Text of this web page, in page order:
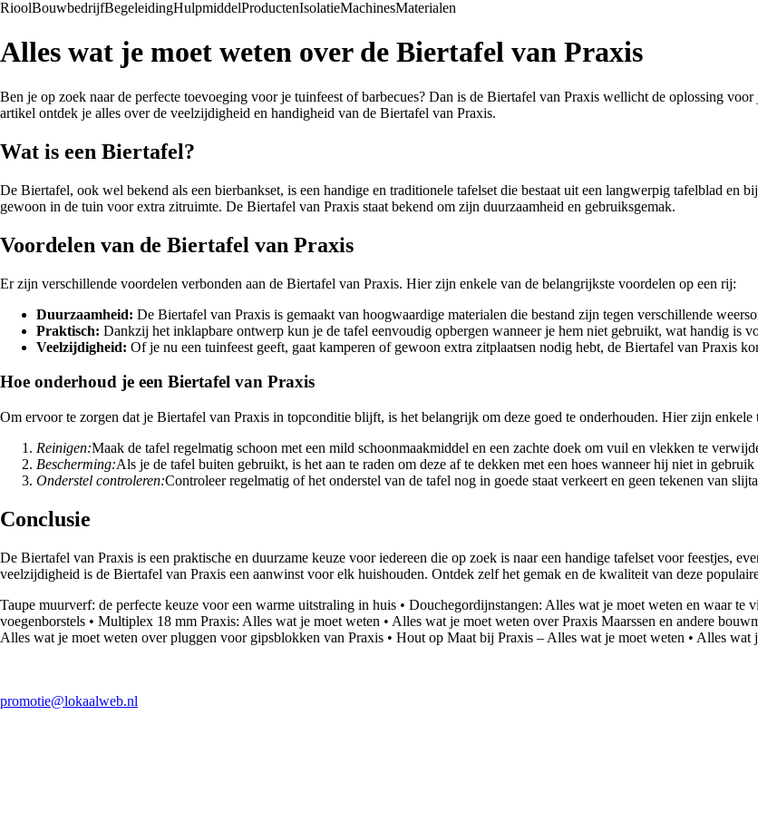
RioolBouwbedrijfBegeleidingHulpmiddelProductenIsolatieMachinesMaterialen
Alles wat je moet weten over de Biertafel van Praxis
Ben je op zoek naar de perfecte toevoeging voor je tuinfeest of barbecues? Dan is de Biertafel van Praxis wellicht de oplossing
artikel ontdek je alles over de veelzijdigheid en handigheid van de Biertafel van Praxis.
Wat is een Biertafel?
De Biertafel, ook wel bekend als een bierbankset, is een handige en traditionele tafelset die bestaat uit een langwerpig tafelblad en
gewoon in de tuin voor extra zitruimte. De Biertafel van Praxis staat bekend om zijn duurzaamheid en gebruiksgemak.
Voordelen van de Biertafel van Praxis
Er zijn verschillende voordelen verbonden aan de Biertafel van Praxis. Hier zijn enkele van de belangrijkste voordelen op een rij:
Duurzaamheid: De Biertafel van Praxis is gemaakt van hoogwaardige materialen die bestand zijn tegen verschillende
Praktisch: Dankzij het inklapbare ontwerp kun je de tafel eenvoudig opbergen wanneer je hem niet gebruikt, wat handig is
Veelzijdigheid: Of je nu een tuinfeest geeft, gaat kamperen of gewoon extra zitplaatsen nodig hebt, de Biertafel van Praxis
Hoe onderhoud je een Biertafel van Praxis
Om ervoor te zorgen dat je Biertafel van Praxis in topconditie blijft, is het belangrijk om deze goed te onderhouden. Hier zijn enkele
Reinigen:Maak de tafel regelmatig schoon met een mild schoonmaakmiddel en een zachte doek om vuil en vlekken te
Bescherming:Als je de tafel buiten gebruikt, is het aan te raden om deze af te dekken met een hoes wanneer hij niet in
Onderstel controleren:Controleer regelmatig of het onderstel van de tafel nog in goede staat verkeert en geen tekenen van
Conclusie
De Biertafel van Praxis is een praktische en duurzame keuze voor iedereen die op zoek is naar een handige tafelset voor feestjes,
veelzijdigheid is de Biertafel van Praxis een aanwinst voor elk huishouden. Ontdek zelf het gemak en de kwaliteit van deze
Taupe muurverf: de perfecte keuze voor een warme uitstraling in huis • Douchegordijnstangen: Alles wat je moet weten en waar te
voegenborstels • Multiplex 18 mm Praxis: Alles wat je moet weten • Alles wat je moet weten over Praxis Maarssen en andere
Alles wat je moet weten over pluggen voor gipsblokken van Praxis • Hout op Maat bij Praxis – Alles wat je moet weten • Alles wat
promotie@lokaalweb.nl